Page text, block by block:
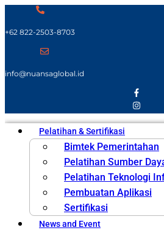
+62 822-2503-8703
info@nuansaglobal.id
Pelatihan & Sertifikasi
Bimtek Pemerintahan
Pelatihan Sumber
Pelatihan Teknologi
Pembuatan Aplikasi
Sertifikasi
News and Event